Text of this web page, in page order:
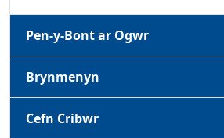
Pen-y-Bont ar Ogwr
Brynmenyn
Cefn Cribwr